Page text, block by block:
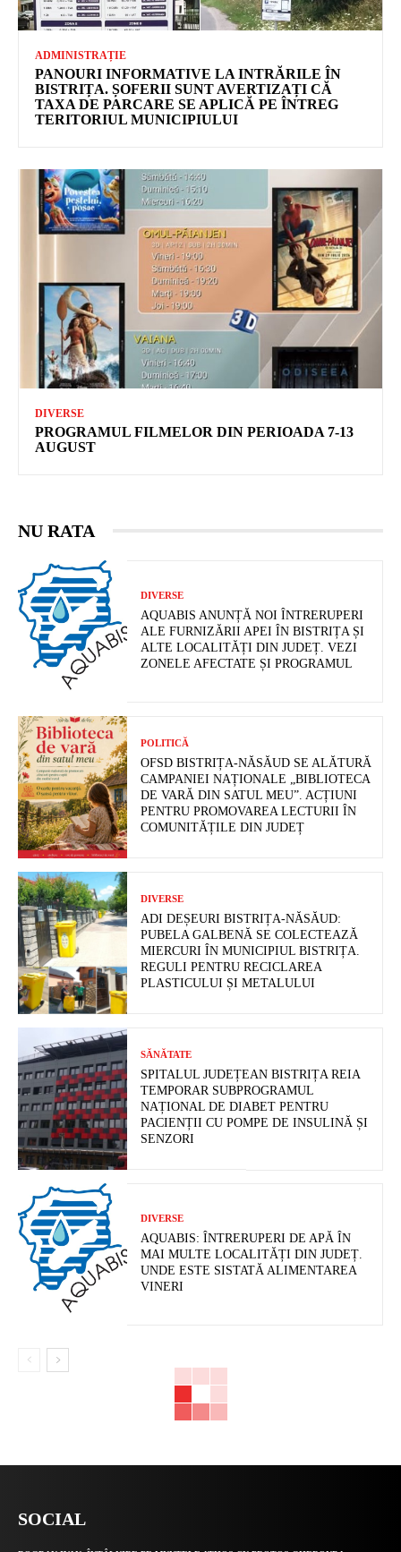
ADMINISTRAȚIE
PANOURI INFORMATIVE LA INTRĂRILE ÎN
BISTRIȚA. ȘOFERII SUNT AVERTIZAȚI CĂ
TAXA DE PARCARE SE APLICĂ PE ÎNTREG
TERITORIUL MUNICIPIULUI
DIVERSE
PROGRAMUL FILMELOR DIN PERIOADA 7-13
AUGUST
NU RATA
DIVERSE
AQUABIS ANUNȚĂ NOI ÎNTRERUPERI
ALE FURNIZĂRII APEI ÎN BISTRIȚA ȘI
ALTE LOCALITĂȚI DIN JUDEȚ. VEZI
ZONELE AFECTATE ȘI PROGRAMUL
POLITICĂ
OFSD BISTRIȚA-NĂSĂUD SE ALĂTURĂ
CAMPANIEI NAȚIONALE „BIBLIOTECA
DE VARĂ DIN SATUL MEU”. ACȚIUNI
PENTRU PROMOVAREA LECTURII ÎN
COMUNITĂȚILE DIN JUDEȚ
DIVERSE
ADI DEȘEURI BISTRIȚA-NĂSĂUD:
PUBELA GALBENĂ SE COLECTEAZĂ
MIERCURI ÎN MUNICIPIUL BISTRIȚA.
REGULI PENTRU RECICLAREA
PLASTICULUI ȘI METALULUI
SĂNĂTATE
SPITALUL JUDEȚEAN BISTRIȚA REIA
TEMPORAR SUBPROGRAMUL
NAȚIONAL DE DIABET PENTRU
PACIENȚII CU POMPE DE INSULINĂ ȘI
SENZORI
DIVERSE
AQUABIS: ÎNTRERUPERI DE APĂ ÎN
MAI MULTE LOCALITĂȚI DIN JUDEȚ.
UNDE ESTE SISTATĂ ALIMENTAREA
VINERI